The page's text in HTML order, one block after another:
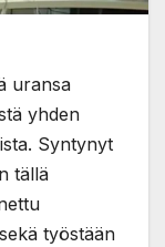
uransa
yhden
Syntynyt
tällä
työstään